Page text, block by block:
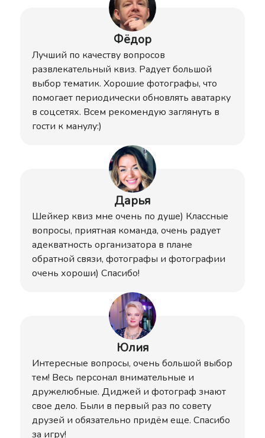
Фёдор
Лучший по качеству вопросов
развлекательный квиз. Радует большой
выбор тематик. Хорошие фотографы, что
помогает периодически обновлять аватарку
в соцсетях. Всем рекомендую заглянуть в
гости к манулу:)
Дарья
Шейкер квиз мне очень по душе) Классные
вопросы, приятная команда, очень радует
адекватность организатора в плане
обратной связи, фотографы и фотографии
очень хороши) Спасибо!
Юлия
Интересные вопросы, очень большой выбор
тем! Весь персонал внимательные и
дружелюбные. Диджей и фотограф знают
свое дело. Были в первый раз по совету
друзей и обязательно придём еще. Спасибо
за игру!